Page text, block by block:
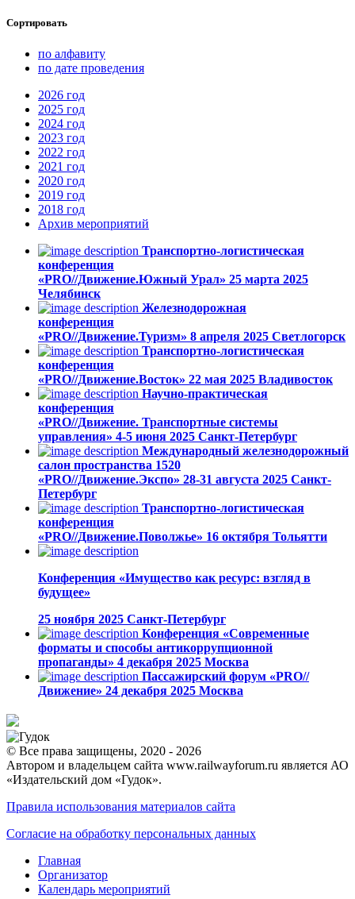
Сортировать
по алфавиту
по дате проведения
2026 год
2025 год
2024 год
2023 год
2022 год
2021 год
2020 год
2019 год
2018 год
Архив мероприятий
Транспортно-логистическая
конференция
«PRO//Движение.Южный Урал» 25 марта 2025
Челябинск
Железнодорожная
конференция
«PRO//Движение.Туризм» 8 апреля 2025 Светлогорск
Транспортно-логистическая
конференция
«PRO//Движение.Восток» 22 мая 2025 Владивосток
Научно-практическая
конференция
«PRO//Движение. Транспортные системы
управления» 4-5 июня 2025 Санкт-Петербург
Международный железнодорожный
салон пространства 1520
«PRO//Движение.Экспо» 28-31 августа 2025 Санкт-
Петербург
Транспортно-логистическая
конференция
«PRO//Движение.Поволжье» 16 октября Тольятти
Конференция «Имущество как ресурс: взгляд в
будущее»
25 ноября 2025 Санкт-Петербург
Конференция «Современные
форматы и способы антикоррупционной
пропаганды» 4 декабря 2025 Москва
Пассажирский форум «PRO//
Движение» 24 декабря 2025 Москва
© Все права защищены, 2020 - 2026
Автором и владельцем сайта www.railwayforum.ru является АО
«Издательский дом «Гудок».
Правила использования материалов сайта
Согласие на обработку персональных данных
Главная
Организатор
Календарь мероприятий